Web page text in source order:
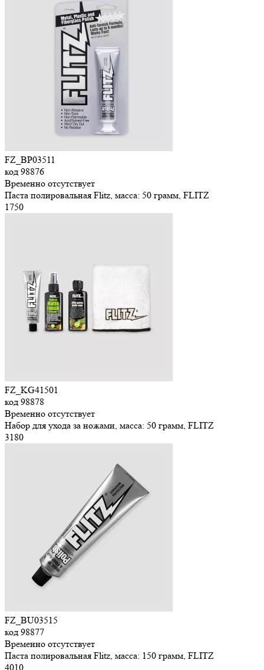
FZ_BP03511
код 98876
Временно отсутствует
Паста полировальная Flitz, масса: 50 грамм, FLITZ
1750
FZ_KG41501
код 98878
Временно отсутствует
Набор для ухода за ножами, масса: 50 грамм, FLITZ
3180
FZ_BU03515
код 98877
Временно отсутствует
Паста полировальная Flitz, масса: 150 грамм, FLITZ
4010